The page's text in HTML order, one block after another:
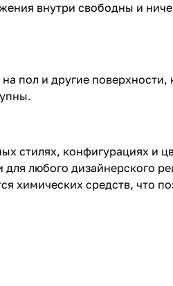
внутри свободны и
пол и другие
стилях, конфигурациях и
любого дизайнерского
химических средств, что